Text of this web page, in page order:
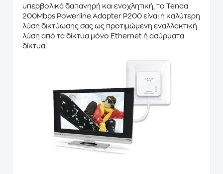
υπερβολικά δαπανηρή και ενοχλητική, το Tenda
200Mbps Powerline Adapter P200 είναι η καλύτερη
λύση δικτύωσης σας ως προτιμώμενη εναλλακτική
λύση από τα δίκτυα μόνο Ethernet ή ασύρματα
δίκτυα.